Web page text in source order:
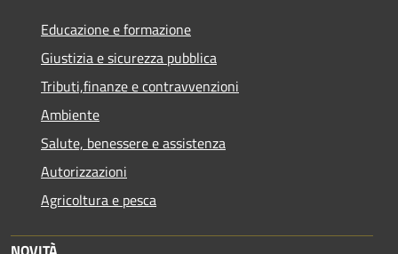
Educazione e formazione
Giustizia e sicurezza pubblica
Tributi,finanze e contravvenzioni
Ambiente
Salute, benessere e assistenza
Autorizzazioni
Agricoltura e pesca